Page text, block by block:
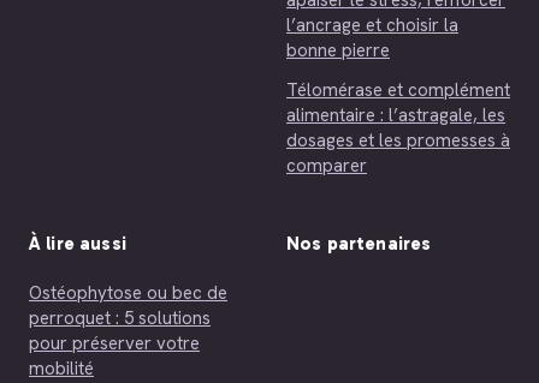
l’ancrage et choisir la
bonne pierre
Télomérase et complément
alimentaire : l’astragale, les
dosages et les promesses à
comparer
À lire aussi
Ostéophytose ou bec de
perroquet : 5 solutions
pour préserver votre
mobilité
Nos partenaires